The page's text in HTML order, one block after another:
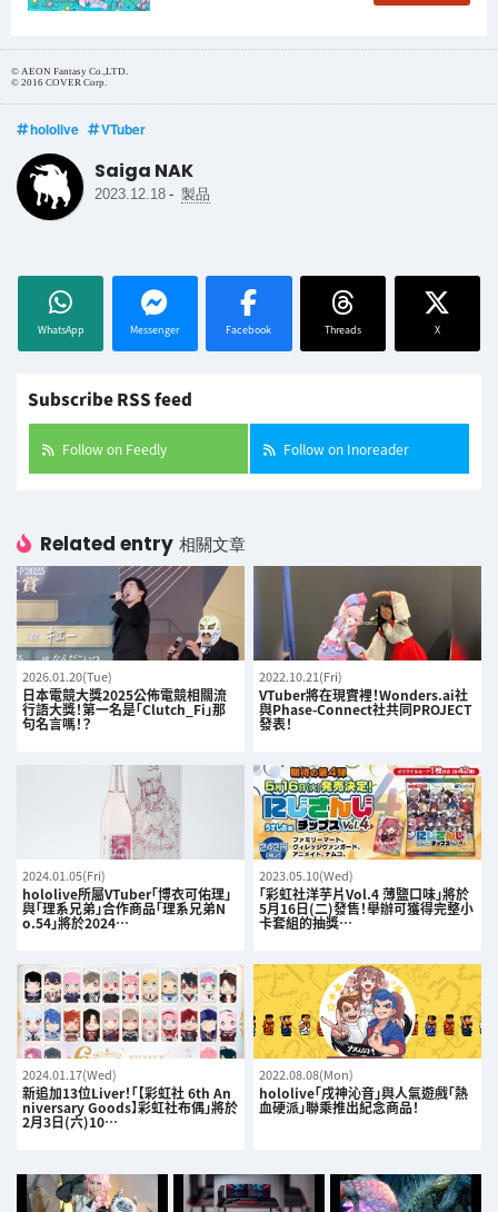
© AEON Fantasy Co.,LTD.
© 2016 COVER Corp.
hololive VTuber
Saiga NAK
2023.12.18 - 製品
WhatsApp Messenger Facebook Threads X
Subscribe RSS feed
Follow on Feedly Follow on Inoreader
Related entry 相關文章
2026.01.20(Tue)
日本電競大獎2025公佈電競相關流
行語大獎！第一名是「Clutch_Fi」那
句名言嗎！？
2022.10.21(Fri)
VTuber將在現實裡！Wonders.ai社
與Phase-Connect社共同PROJECT
發表！
2024.01.05(Fri)
hololive所屬VTuber「博衣可佑理」
與「理系兄弟」合作商品「理系兄弟N
o.54」將於2024…
2023.05.10(Wed)
「彩虹社洋芋片Vol.4 薄鹽口味」將於
5月16日(二)發售！舉辦可獲得完整小
卡套組的抽獎…
2024.01.17(Wed)
新追加13位Liver！「【彩虹社 6th An
niversary Goods】彩虹社布偶」將於
2月3日(六)10…
2022.08.08(Mon)
hololive「戌神沁音」與人氣遊戲「熱
血硬派」聯乘推出紀念商品！